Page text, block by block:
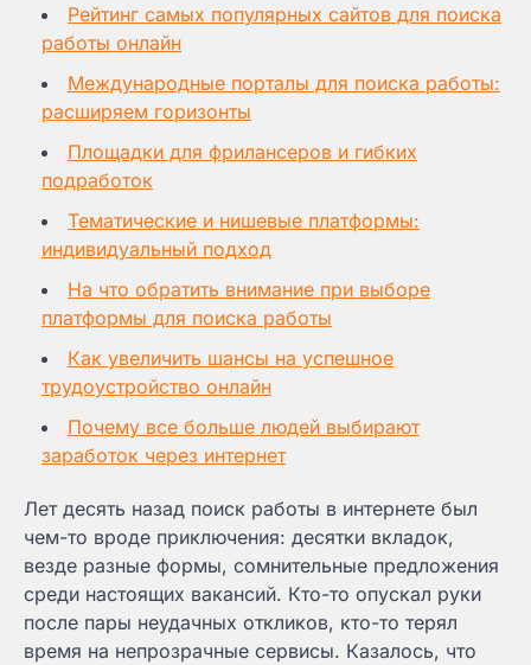
Рейтинг самых популярных сайтов для поиска
работы онлайн
Международные порталы для поиска работы:
расширяем горизонты
Площадки для фрилансеров и гибких
подработок
Тематические и нишевые платформы:
индивидуальный подход
На что обратить внимание при выборе
платформы для поиска работы
Как увеличить шансы на успешное
трудоустройство онлайн
Почему все больше людей выбирают
заработок через интернет
Лет десять назад поиск работы в интернете был
чем-то вроде приключения: десятки вкладок,
везде разные формы, сомнительные предложения
среди настоящих вакансий. Кто-то опускал руки
после пары неудачных откликов, кто-то терял
время на непрозрачные сервисы. Казалось, что